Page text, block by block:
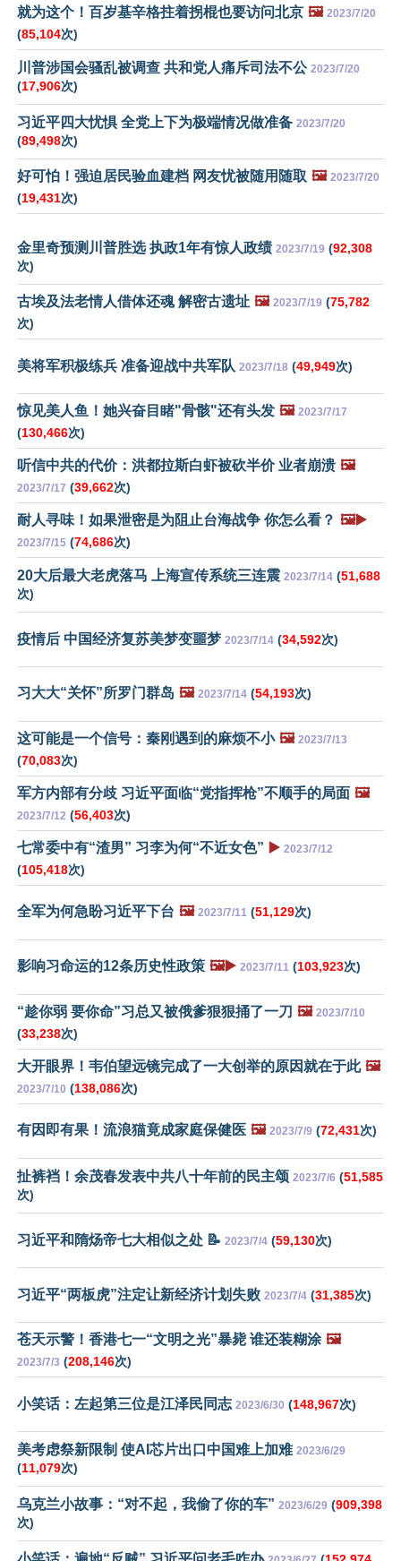
就为这个！百岁基辛格拄着拐棍也要访问北京 🖼️ 2023/7/20
(85,104次)
川普涉国会骚乱被调查 共和党人痛斥司法不公 2023/7/20
(17,906次)
习近平四大忧惧 全党上下为极端情况做准备 2023/7/20
(89,498次)
好可怕！强迫居民验血建档 网友忧被随用随取 🖼️ 2023/7/20
(19,431次)
金里奇预测川普胜选 执政1年有惊人政绩 2023/7/19 (92,308
次)
古埃及法老情人借体还魂 解密古遗址 🖼️ 2023/7/19 (75,782
次)
美将军积极练兵 准备迎战中共军队 2023/7/18 (49,949次)
惊见美人鱼！她兴奋目睹"骨骸"还有头发 🖼️ 2023/7/17
(130,466次)
听信中共的代价：洪都拉斯白虾被砍半价 业者崩溃 🖼️
2023/7/17 (39,662次)
耐人寻味！如果泄密是为阻止台海战争 你怎么看？ 🖼️▶️
2023/7/15 (74,686次)
20大后最大老虎落马 上海宣传系统三连震 2023/7/14 (51,688
次)
疫情后 中国经济复苏美梦变噩梦 2023/7/14 (34,592次)
习大大“关怀”所罗门群岛 🖼️ 2023/7/14 (54,193次)
这可能是一个信号：秦刚遇到的麻烦不小 🖼️ 2023/7/13
(70,083次)
军方内部有分歧 习近平面临“党指挥枪”不顺手的局面 🖼️
2023/7/12 (56,403次)
七常委中有“渣男” 习李为何“不近女色” ▶️ 2023/7/12
(105,418次)
全军为何急盼习近平下台 🖼️ 2023/7/11 (51,129次)
影响习命运的12条历史性政策 🖼️▶️ 2023/7/11 (103,923次)
“趁你弱 要你命”习总又被俄爹狠狠捅了一刀 🖼️ 2023/7/10
(33,238次)
大开眼界！韦伯望远镜完成了一大创举的原因就在于此 🖼️
2023/7/10 (138,086次)
有因即有果！流浪猫竟成家庭保健医 🖼️ 2023/7/9 (72,431次)
扯裤裆！余茂春发表中共八十年前的民主颂 2023/7/6 (51,585
次)
习近平和隋炀帝七大相似之处 📝 2023/7/4 (59,130次)
习近平“两板虎”注定让新经济计划失败 2023/7/4 (31,385次)
苍天示警！香港七一“文明之光”暴毙 谁还装糊涂 🖼️
2023/7/3 (208,146次)
小笑话：左起第三位是江泽民同志 2023/6/30 (148,967次)
美考虑祭新限制 使AI芯片出口中国难上加难 2023/6/29
(11,079次)
乌克兰小故事：“对不起，我偷了你的车” 2023/6/29 (909,398
次)